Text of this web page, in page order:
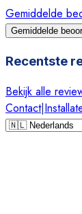
Gemiddelde
Gemiddelde
Recentste
Bekijk alle
Contact|